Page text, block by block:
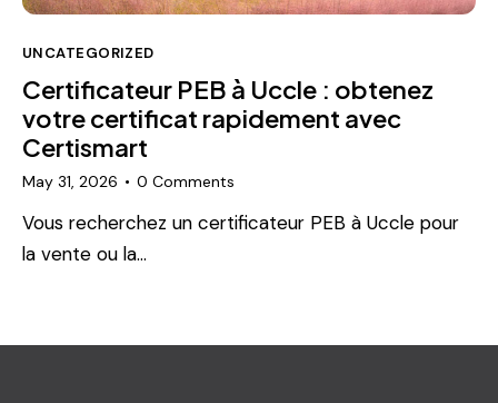
UNCATEGORIZED
Certificateur PEB à Uccle : obtenez
votre certificat rapidement avec
Certismart
May 31, 2026 0 Comments
Vous recherchez un certificateur PEB à Uccle pour
la vente ou la…